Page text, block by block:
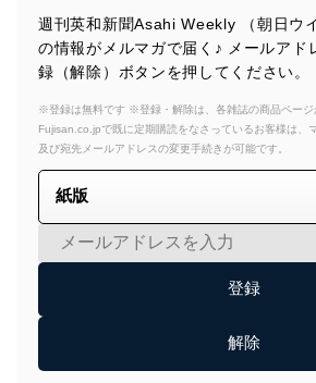
週刊英和新聞Asahi Weekly （朝日ウ
の情報がメルマガで届く♪ メールアド
録（解除）ボタンを押してください。
※登録は無料です ※登録・解除は、各雑誌の商品ページ
Fujisan.co.jpで既に定期購読をなさっているお客様は、
及び宛先メールアドレスの変更手続きが可能です。